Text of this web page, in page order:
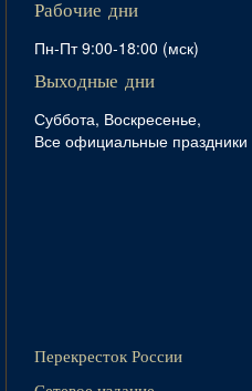
Рабочие дни
Пн-Пт 9:00-18:00 (мск)
Выходные дни
Суббота, Воскресенье,
Все официальные праздники
Перекресток России